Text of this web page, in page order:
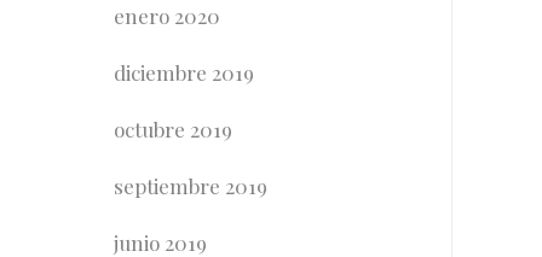
enero 2020
diciembre 2019
octubre 2019
septiembre 2019
junio 2019